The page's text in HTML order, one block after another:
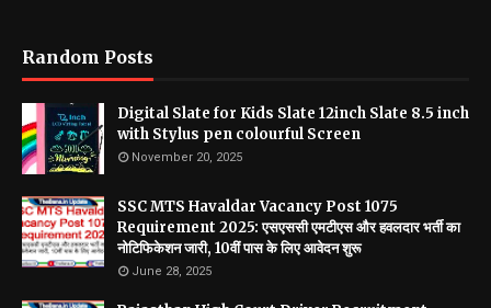
Random Posts
Digital Slate for Kids Slate 12inch Slate 8.5 inch
with Stylus pen colourful Screen
November 20, 2025
SSC MTS Havaldar Vacancy Post 1075
Requirement 2025: एसएससी एमटीएस और हवलदार भर्ती का
नोटिफिकेशन जारी, 10वीं पास के लिए आवेदन शुरू
June 28, 2025